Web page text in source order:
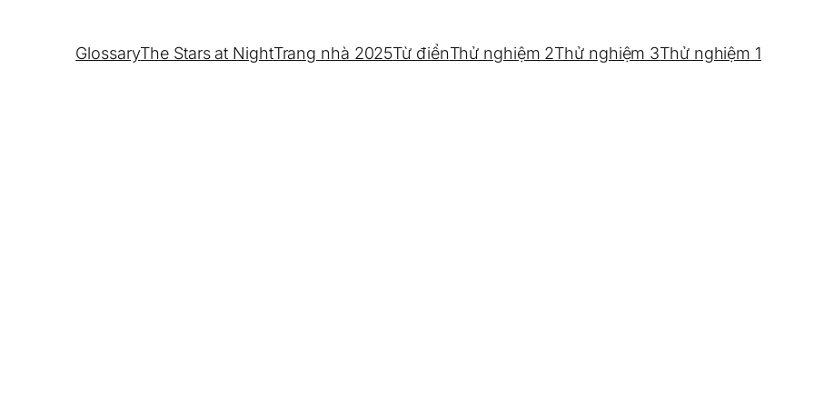
GlossaryThe Stars at NightTrang nhà 2025Từ điểnThử nghiệm 2Thử nghiệm 3Thử nghiệm 1